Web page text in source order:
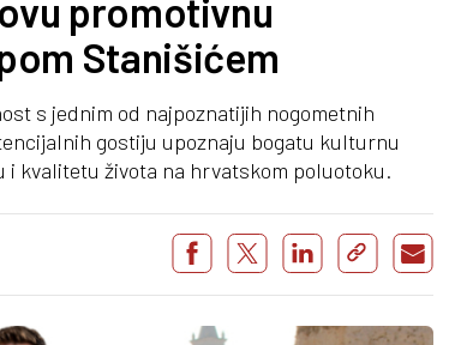
promotivnu
Stanišićem
s jednim od najpoznatijih nogometnih
gostiju upoznaju bogatu kulturnu
kvalitetu života na hrvatskom poluotoku.